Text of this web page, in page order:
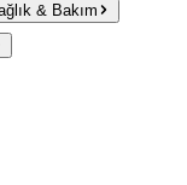
& Bakım